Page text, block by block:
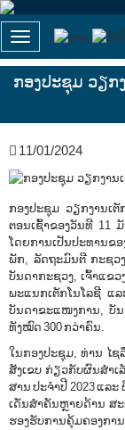
T
o
g
e
a
v
g
a
t
i
o
n
ກອງປະຊຸມ ວຽກ
11/01/2024
ກອງປະຊຸມ ວຽກງານເ
ຕອນເຊົ້າຂອງວັນທີ 11
ໂດຍການເປັນປະທານຂ
ພັກ, ລັດຖະມົນຕີ ກະຊວ
ບັນດາກະຊວງ, ເຈົ້າແຂ
ພະແນກເຕັກໂນໂລຊີ ແ
ບັນດາຂະແໜງການ, ບັ
ທັງໝົດ 300 ກວ່າຄົນ.
ໃນກອງປະຊຸມ, ທ່ານ ໄ
ສັງເຂບ ກ່ຽວກັບຜົນສຳເ
ສານ ປະຈຳປີ 2023 ແລ
ເດັ່ນສໍາຄັນຫຼາຍດ້ານ ສະ
ຮອງຮັບການຄຸ້ມຄອງກ